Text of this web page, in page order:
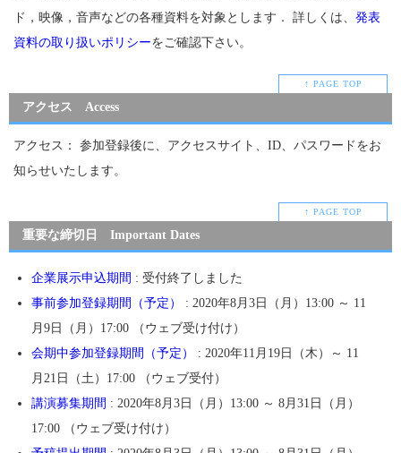
ド，映像，音声などの各種資料を対象とします． 詳しくは、 発表
資料の取り扱いポリシーをご確認下さい。
↑ PAGE TOP
アクセス Access
アクセス： 参加登録後に、アクセスサイト、ID、パスワードをお
知らせいたします。
↑ PAGE TOP
重要な締切日 Important Dates
企業展示申込期間 : 受付終了しました
事前参加登録期間（予定）
: 2020年8月3日（月）13:00 ～ 11
月9日（月）17:00 （ウェブ受け付け）
会期中参加登録期間（予定）
: 2020年11月19日（木）～ 11
月21日（土）17:00 （ウェブ受付）
講演募集期間 : 2020年8月3日（月）13:00 ～ 8月31日（月）
17:00 （ウェブ受け付け）